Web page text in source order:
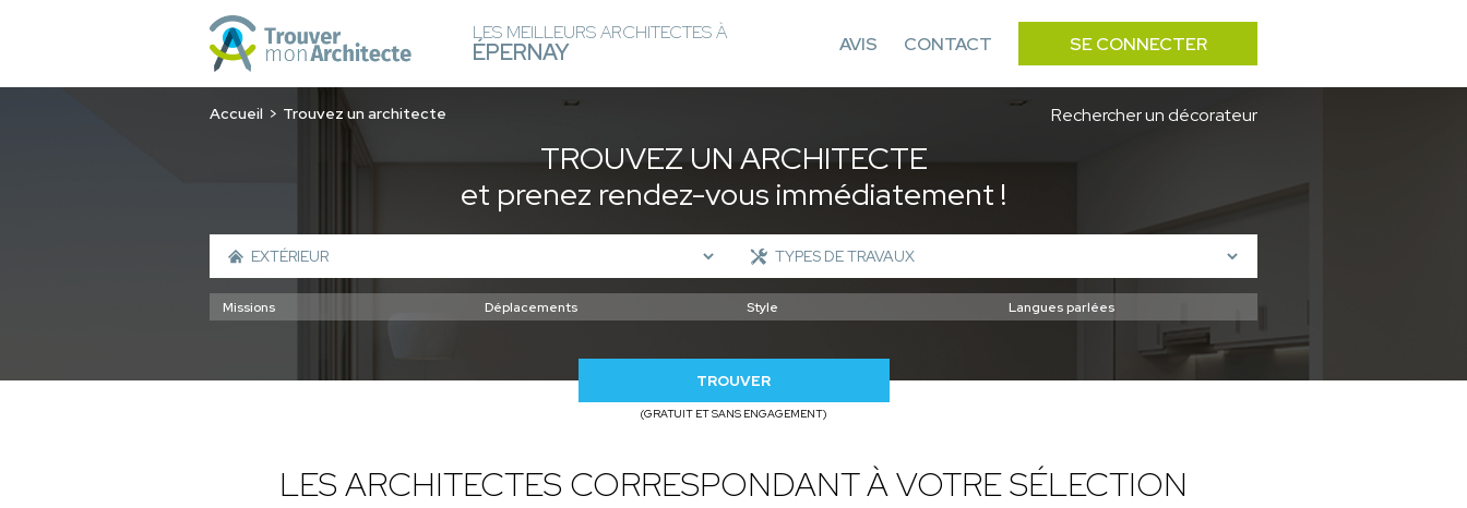
LES MEILLEURS ARCHITECTES À
ÉPERNAY AVIS CONTACT SE CONNECTER
Accueil Trouvez un architecte Rechercher un décorateur
TROUVEZ UN ARCHITECTE
et prenez rendez-vous immédiatement !
TROUVER
(GRATUIT ET SANS ENGAGEMENT)
LES ARCHITECTES CORRESPONDANT À VOTRE SÉLECTION